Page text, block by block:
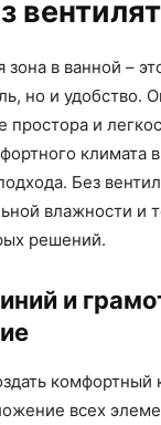
в ванной –
но и удобство.
простора и
климата
Без
влажности и
решений.
и
комфортный
всех